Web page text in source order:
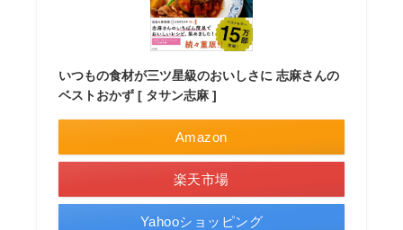
いつもの食材が三ツ星級のおいしさに 志麻さんの
ベストおかず [ タサン志麻 ]
Amazon
楽天市場
Yahooショッピング